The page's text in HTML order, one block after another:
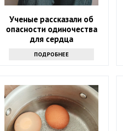
Ученые рассказали об
опасности одиночества
для сердца
ПОДРОБНЕЕ